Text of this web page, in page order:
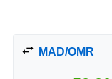
MAD/OMR